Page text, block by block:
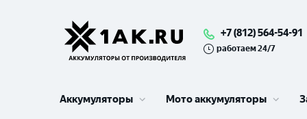
+7 (812) 564-54-91
работаем 24/7
Аккумуляторы Мото аккумуляторы